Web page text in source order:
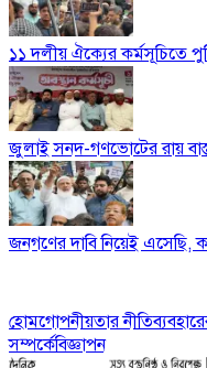
১১ দলীয় ঐক্যের কর্মসূচিতে
জুলাই সনদ-গণভোটের রায়
জনগণের দাবি নিয়েই এসেছি,
হোমগোপনীয়তার নীতি
সম্পর্কেবিজ্ঞাপন